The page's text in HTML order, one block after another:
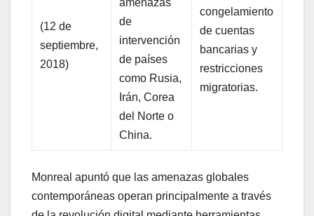
(12 de
septiembre,
2018)
amenazas
de
intervención
de países
como Rusia,
Irán, Corea
del Norte o
China.
congelamiento
de cuentas
bancarias y
restricciones
migratorias.
Monreal apuntó que las amenazas globales
contemporáneas operan principalmente a través